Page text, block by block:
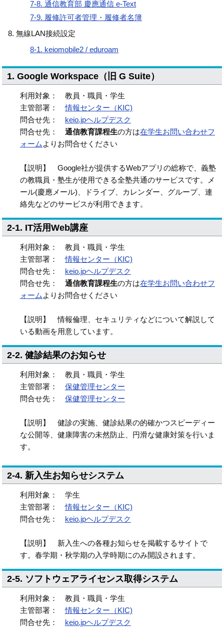
7-8. 通信教育部 慶應通信 e-Text
7-9. 履修許可者管理・履修者名簿
無線LAN接続設定
8-1. keiomobile2 / eduroam
1. Google Workspace（旧 G Suite）
利用対象： 教員・職員・学生
主管部署：情報センター（KIC)
問合せ先： keio.jpヘルプデスク
問合せ先： 通信教育課程生の方は在学生お問い合わせフ
ォーム よりお問合せください
【説明】 Google社が提供するWebアプリの総称で、義塾
の教職員・塾生が使用できる全塾共通のサービスです。メ
ール(慶應メール)、ドライブ、カレンダー、グループ、連
絡先などのサービスが利用できます。
2-1. IT活用Web講座
利用対象： 教員・職員・学生
主管部署：情報センター（KIC)
問合せ先： keio.jpヘルプデスク
問合せ先： 通信教育課程生の方は在学生お問い合わせフ
ォーム よりお問合せください
【説明】 情報倫理、セキュリティなどについて解説して
いる動画を用意しています。
2-2. 健診結果のお知らせ
利用対象： 教員・職員・学生
主管部署： 保健管理センター
問合せ先： 保健管理センター
【説明】 健診の実施、健診結果の的確かつスピーディー
な公開等、健康障害の未然防止、円滑な健康対策を行いま
す。
2-4. 新入生お知らせシステム
利用対象： 学生
主管部署：情報センター（KIC)
問合せ先： keio.jpヘルプデスク
【説明】 新入生への各種お知らせを掲載するサイトで
す。春学期・秋学期の入学時期にのみ開設されます。
2-5. ソフトウェアライセンス取得システム
利用対象： 教員・職員・学生
主管部署：情報センター（KIC)
問合せ先： keio.jpヘルプデスク